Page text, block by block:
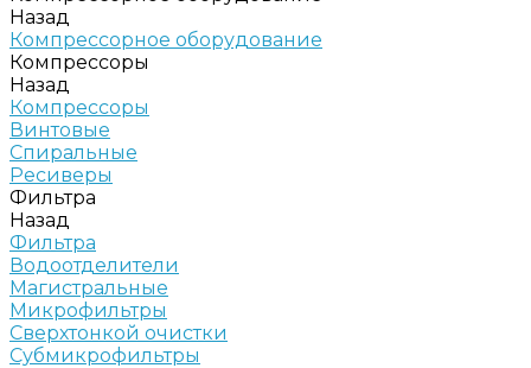
Назад
Компрессорное оборудование
Компрессоры
Назад
Компрессоры
Винтовые
Спиральные
Ресиверы
Фильтра
Назад
Фильтра
Водоотделители
Магистральные
Микрофильтры
Сверхтонкой очистки
Субмикрофильтры